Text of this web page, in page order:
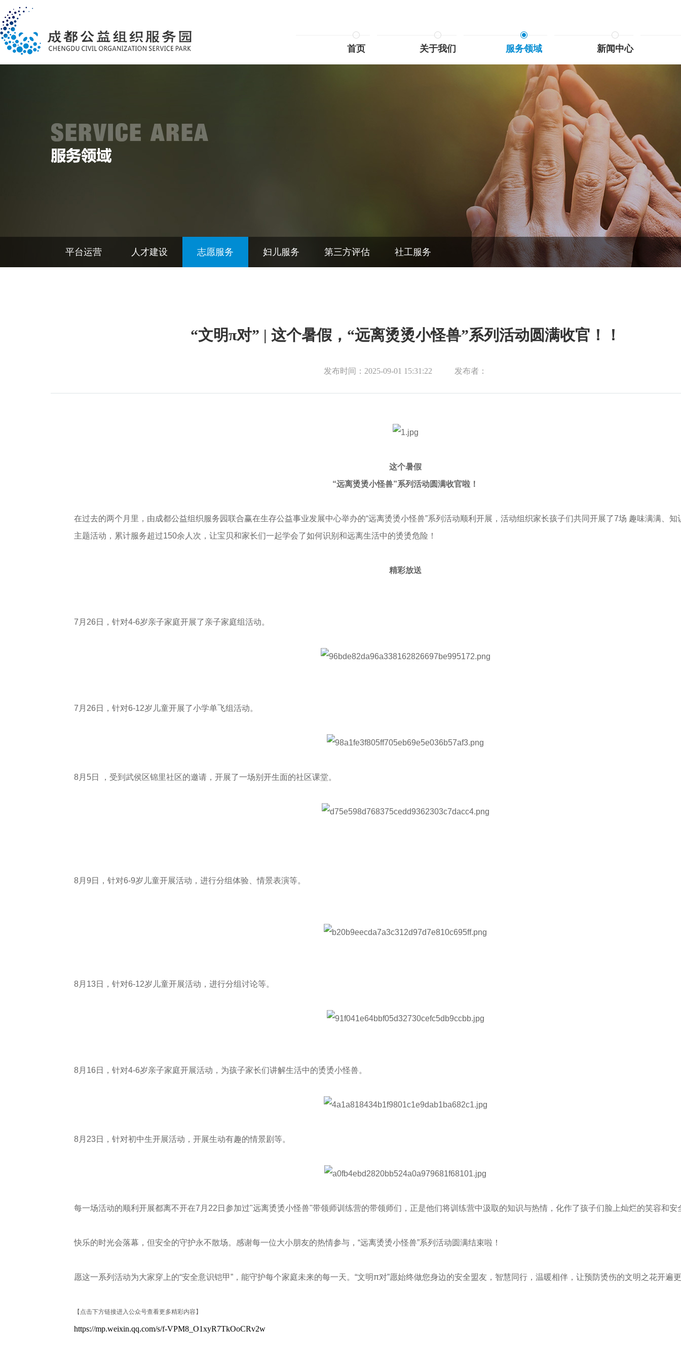
首页 关于我们 服务领域 新闻中心
平台运营 人才建设 志愿服务 妇儿服务 第三方评估 社工服务
“文明π对” | 这个暑假，“远离烫烫小怪兽”系列活动圆满收官！！
发布时间：2025-09-01 15:31:22 发布者：
这个暑假
“远离烫烫小怪兽”系列活动圆满收官啦！
在过去的两个月里，由成都公益组织服务园联合赢在生存公益事业发展中心举办的“远离烫烫小怪兽”系列活动顺利开展，活动组织家长孩子们共同开展了7场 趣味满满、知
主题活动，累计服务超过150余人次，让宝贝和家长们一起学会了如何识别和远离生活中的烫烫危险！
精彩放送
7月26日，针对4-6岁亲子家庭开展了亲子家庭组活动。
7月26日，针对6-12岁儿童开展了小学单飞组活动。
8月5日 ，受到武侯区锦里社区的邀请，开展了一场别开生面的社区课堂。
8月9日，针对6-9岁儿童开展活动，进行分组体验、情景表演等。
8月13日，针对6-12岁儿童开展活动，进行分组讨论等。
8月16日，针对4-6岁亲子家庭开展活动，为孩子家长们讲解生活中的烫烫小怪兽。
8月23日，针对初中生开展活动，开展生动有趣的情景剧等。
每一场活动的顺利开展都离不开在7月22日参加过"远离烫烫小怪兽"带领师训练营的带领师们，正是他们将训练营中汲取的知识与热情，化作了孩子们脸上灿烂的笑容和安
快乐的时光会落幕，但安全的守护永不散场。感谢每一位大小朋友的热情参与，“远离烫烫小怪兽”系列活动圆满结束啦！
愿这一系列活动为大家穿上的“安全意识铠甲”，能守护每个家庭未来的每一天。“文明π对”愿始终做您身边的安全盟友，智慧同行，温暖相伴，让预防烫伤的文明之花开遍
【 点击下方链接进入公众号查看更多精彩内容】
https://mp.weixin.qq.com/s/f-VPM8_O1xyR7TkOoCRv2w